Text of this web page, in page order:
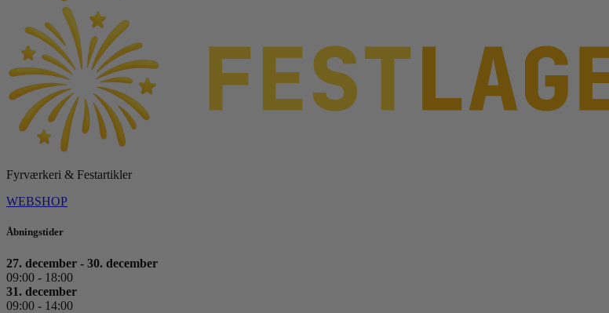
Fyrværkeri & Festartikler
WEBSHOP
Åbningstider
27. december - 30. december
09:00 - 18:00
31. december
09:00 - 14:00